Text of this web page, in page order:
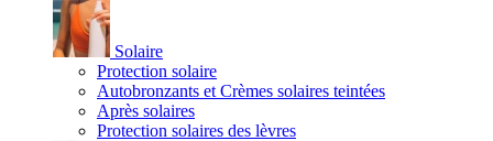
Solaire
Protection solaire
Autobronzants et Crèmes solaires teintées
Après solaires
Protection solaires des lèvres